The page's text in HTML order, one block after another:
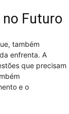
Futuro
também
enfrenta. A
que precisam
e o